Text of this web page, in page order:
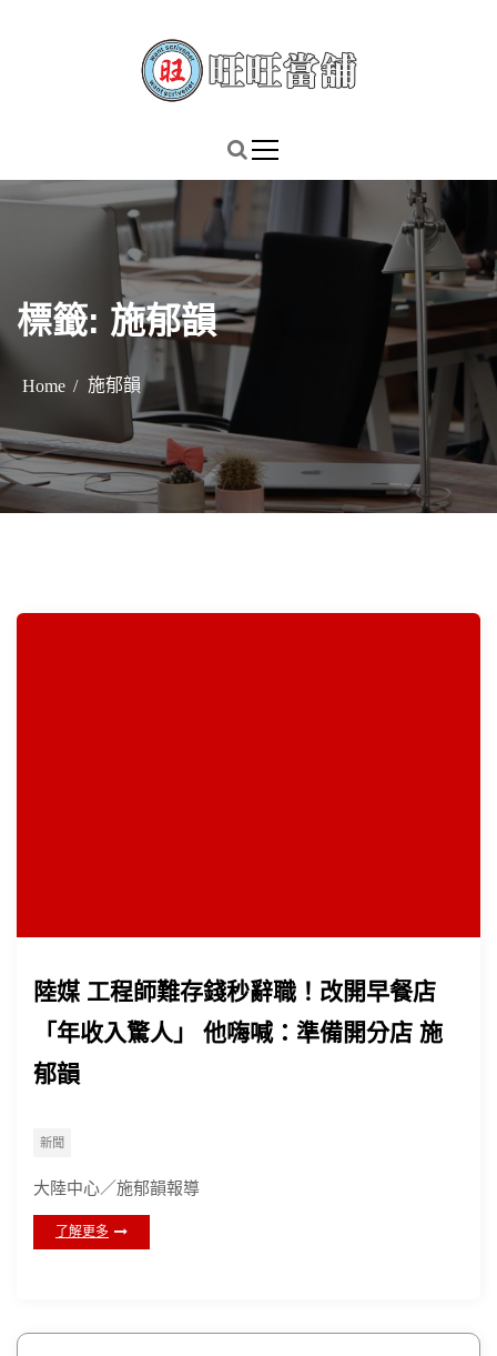
標籤: 施郁韻
Home 施郁韻
陸媒 工程師難存錢秒辭職！改開早餐店
「年收入驚人」 他嗨喊：準備開分店 施
郁韻
新聞
大陸中心／施郁韻報導
了解更多